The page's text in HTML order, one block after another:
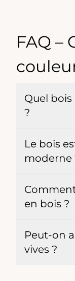
FAQ –
Quel
?
Le bois
moderne
en bois ?
Peut-on
vives ?